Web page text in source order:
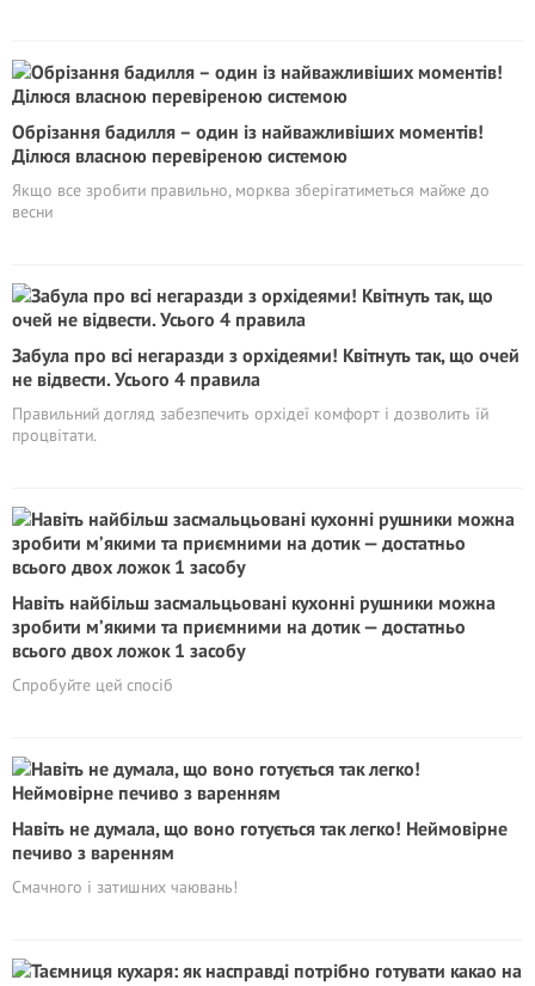
Обрізання бадилля – один із найважливіших моментів!
Ділюся власною перевіреною системою
Якщо все зробити правильно, морква зберігатиметься майже до
весни
Забула про всі негаразди з орхідеями! Квітнуть так, що очей
не відвести. Усього 4 правила
Правильний догляд забезпечить орхідеї комфорт і дозволить їй
процвітати.
Навіть найбільш засмальцьовані кухонні рушники можна
зробити м’якими та приємними на дотик — достатньо
всього двох ложок 1 засобу
Спробуйте цей спосіб
Навіть не думала, що воно готується так легко! Неймовірне
печиво з варенням
Смачного і затишних чаювань!